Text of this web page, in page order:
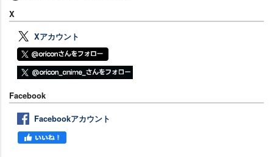
X
Xアカウント
Facebook
Facebookアカウント